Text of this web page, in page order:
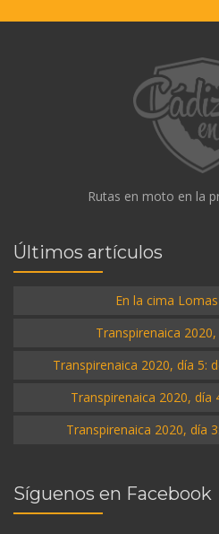
Rutas en moto en la
Últimos artículos
En la cima
Transpirenaica
Transpirenaica 2020, día 5:
Transpirenaica 2020, día
Transpirenaica 2020, día
Síguenos en Facebook